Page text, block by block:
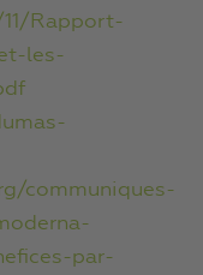
Rapport-
les-
communiques-
par-